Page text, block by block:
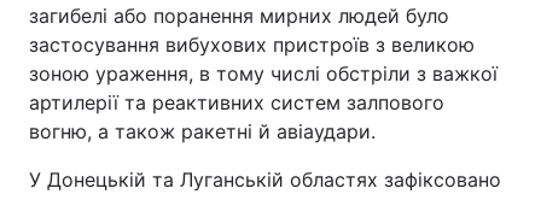
загибелі або поранення мирних людей було
застосування вибухових пристроїв з великою
зоною ураження, в тому числі обстріли з важкої
артилерії та реактивних систем залпового
вогню, а також ракетні й авіаудари.
У Донецькій та Луганській областях зафіксовано